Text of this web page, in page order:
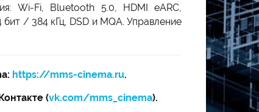
Wi-Fi, Bluetooth 5.0, HDMI eARC,
/ 384 кГц, DSD и MQA. Управление
https://mms-cinema.ru.
(vk.com/mms_cinema).